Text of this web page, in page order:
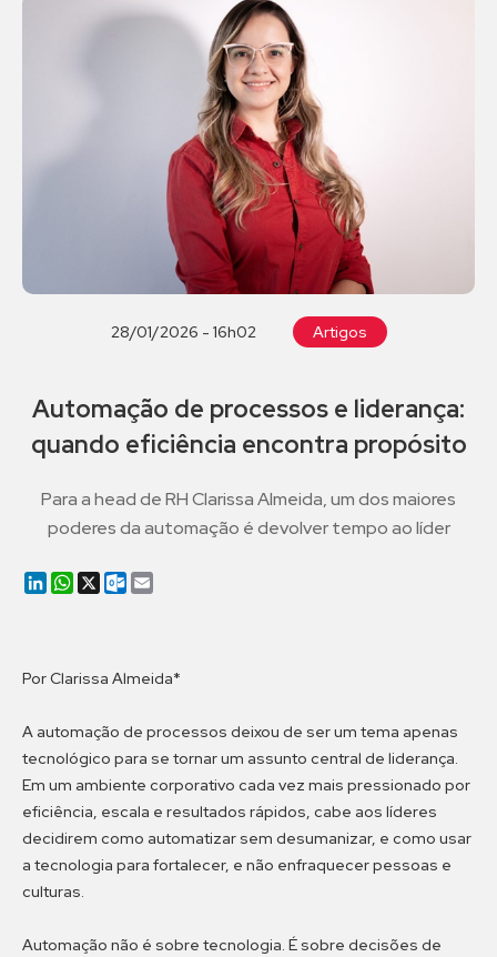
28/01/2026 - 16h02 Artigos
Automação de processos e liderança:
quando eficiência encontra propósito
Para a head de RH Clarissa Almeida, um dos maiores
poderes da automação é devolver tempo ao líder
LinkedIn
WhatsApp
X Outlook.com
Por Clarissa Almeida*
A automação de processos deixou de ser um tema apenas
tecnológico para se tornar um assunto central de liderança.
Em um ambiente corporativo cada vez mais pressionado por
eficiência, escala e resultados rápidos, cabe aos líderes
decidirem como automatizar sem desumanizar, e como usar
a tecnologia para fortalecer, e não enfraquecer pessoas e
culturas.
Automação não é sobre tecnologia. É sobre decisões de